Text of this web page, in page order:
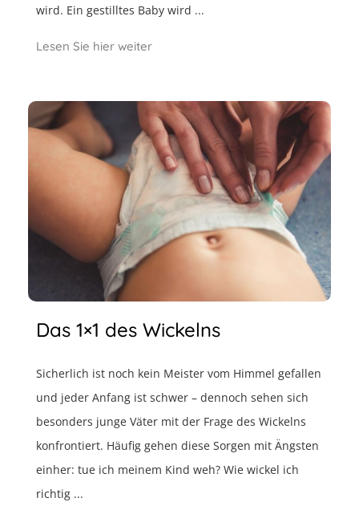
wird. Ein gestilltes Baby wird ...
Lesen Sie hier weiter
Das 1×1 des Wickelns
Sicherlich ist noch kein Meister vom Himmel gefallen
und jeder Anfang ist schwer – dennoch sehen sich
besonders junge Väter mit der Frage des Wickelns
konfrontiert. Häufig gehen diese Sorgen mit Ängsten
einher: tue ich meinem Kind weh? Wie wickel ich
richtig ...